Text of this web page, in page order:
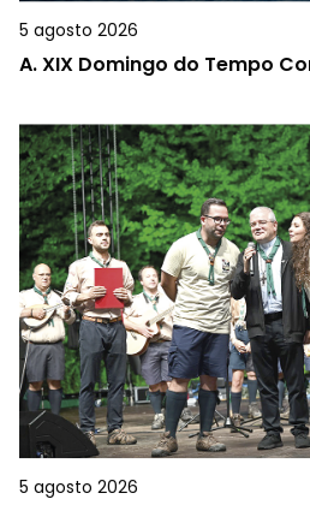
5 agosto 2026
A.XIX Domingo do Tempo
5 agosto 2026